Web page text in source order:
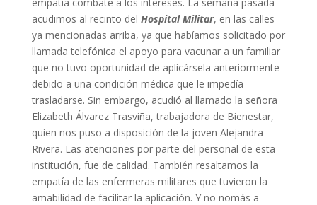
acudimos al recinto del Hospital Militar, en las calles
ya mencionadas arriba, ya que habíamos solicitado por
llamada telefónica el apoyo para vacunar a un familiar
que no tuvo oportunidad de aplicársela anteriormente
debido a una condición médica que le impedía
trasladarse. Sin embargo, acudió al llamado la señora
Elizabeth Álvarez Trasviña, trabajadora de Bienestar,
quien nos puso a disposición de la joven Alejandra
Rivera. Las atenciones por parte del personal de esta
institución, fue de calidad. También resaltamos la
empatía de las enfermeras militares que tuvieron la
amabilidad de facilitar la aplicación. Y no nomás a